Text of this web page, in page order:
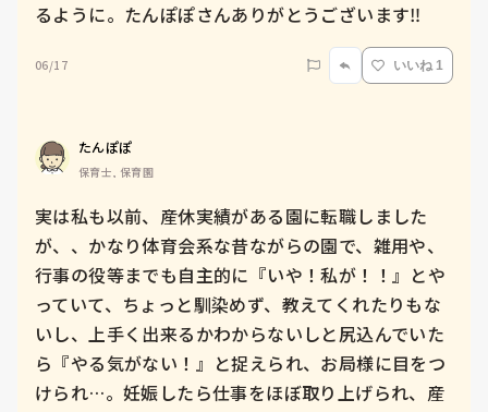
るように。たんぽぽさんありがとうございます‼
06/17 いいね 1
たんぽぽ
保育士, 保育園
実は私も以前、産休実績がある園に転職しました
が、、かなり体育会系な昔ながらの園で、雑用や、
行事の役等までも自主的に『いや！私が！！』とや
っていて、ちょっと馴染めず、教えてくれたりもな
いし、上手く出来るかわからないしと尻込んでいた
ら『やる気がない！』と捉えられ、お局様に目をつ
けられ…。妊娠したら仕事をほぼ取り上げられ、産